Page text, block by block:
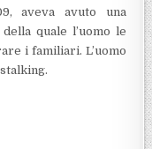
aveva avuto una
quale l’uomo le
i familiari. L’uomo